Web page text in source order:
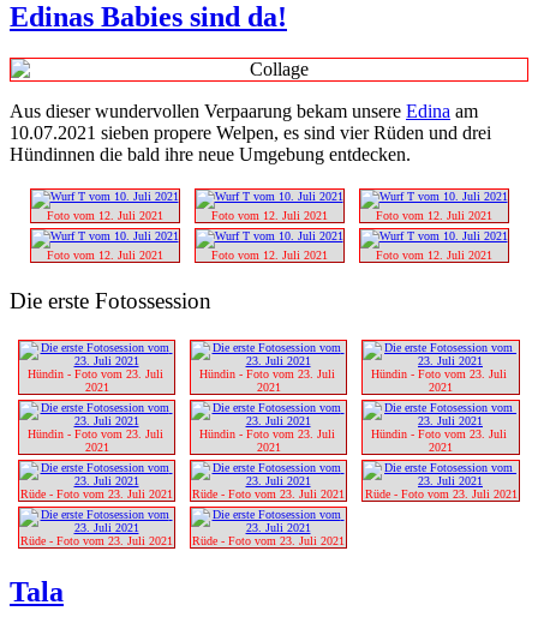
Edinas Babies sind da!
Aus dieser wundervollen Verpaarung bekam unsere Edina am
10.07.2021 sieben propere Welpen, es sind vier Rüden und drei
Hündinnen die bald ihre neue Umgebung entdecken.
Foto vom 12. Juli 2021 Foto vom 12. Juli 2021 Foto vom 12. Juli 2021
Foto vom 12. Juli 2021 Foto vom 12. Juli 2021 Foto vom 12. Juli 2021
Die erste Fotossession
Hündin - Foto vom 23. Juli
2021
Hündin - Foto vom 23. Juli
2021
Hündin - Foto vom 23. Juli
2021
Hündin - Foto vom 23. Juli
2021
Hündin - Foto vom 23. Juli
2021
Hündin - Foto vom 23. Juli
2021
Rüde - Foto vom 23. Juli 2021 Rüde - Foto vom 23. Juli 2021 Rüde - Foto vom 23. Juli 2021
Rüde - Foto vom 23. Juli 2021 Rüde - Foto vom 23. Juli 2021
Tala